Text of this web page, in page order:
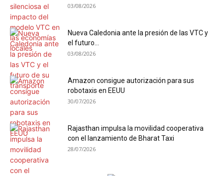
03/08/2026
Nueva Caledonia ante la presión de las VTC y
el futuro...
03/08/2026
Amazon consigue autorización para sus
robotaxis en EEUU
30/07/2026
Rajasthan impulsa la movilidad cooperativa
con el lanzamiento de Bharat Taxi
28/07/2026